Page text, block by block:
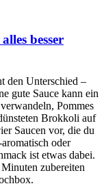
besser
den Unterschied –
gute Sauce kann ein
Pommes
Brokkoli auf
Saucen vor, die du
oder
ist etwas dabei.
zubereiten